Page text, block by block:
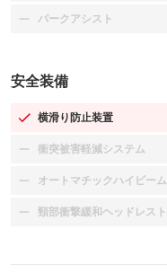
パークアシスト
：装備なし
安全装備
横滑り防止装置
：装備あり
衝突被害軽減システム
：装備なし
オートマチックハイビーム
：装備なし
頸部衝撃緩和ヘッドレスト
：装備なし